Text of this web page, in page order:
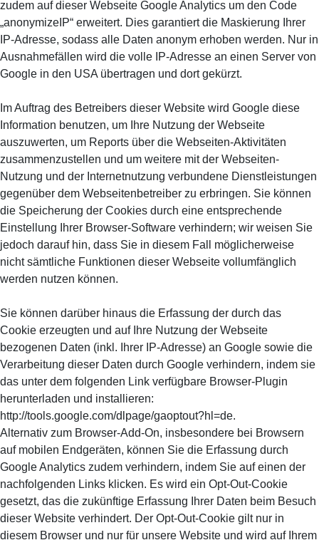
zudem auf dieser Webseite Google Analytics um den Code
„anonymizeIP“ erweitert. Dies garantiert die Maskierung Ihrer
IP-Adresse, sodass alle Daten anonym erhoben werden. Nur in
Ausnahmefällen wird die volle IP-Adresse an einen Server von
Google in den USA übertragen und dort gekürzt.
Im Auftrag des Betreibers dieser Website wird Google diese
Information benutzen, um Ihre Nutzung der Webseite
auszuwerten, um Reports über die Webseiten-Aktivitäten
zusammenzustellen und um weitere mit der Webseiten-
Nutzung und der Internetnutzung verbundene Dienstleistungen
gegenüber dem Webseitenbetreiber zu erbringen. Sie können
die Speicherung der Cookies durch eine entsprechende
Einstellung Ihrer Browser-Software verhindern; wir weisen Sie
jedoch darauf hin, dass Sie in diesem Fall möglicherweise
nicht sämtliche Funktionen dieser Webseite vollumfänglich
werden nutzen können.
Sie können darüber hinaus die Erfassung der durch das
Cookie erzeugten und auf Ihre Nutzung der Webseite
bezogenen Daten (inkl. Ihrer IP-Adresse) an Google sowie die
Verarbeitung dieser Daten durch Google verhindern, indem sie
das unter dem folgenden Link verfügbare Browser-Plugin
herunterladen und installieren:
http://tools.google.com/dlpage/gaoptout?hl=de.
Alternativ zum Browser-Add-On, insbesondere bei Browsern
auf mobilen Endgeräten, können Sie die Erfassung durch
Google Analytics zudem verhindern, indem Sie auf einen der
nachfolgenden Links klicken. Es wird ein Opt-Out-Cookie
gesetzt, das die zukünftige Erfassung Ihrer Daten beim Besuch
dieser Website verhindert. Der Opt-Out-Cookie gilt nur in
diesem Browser und nur für unsere Website und wird auf Ihrem